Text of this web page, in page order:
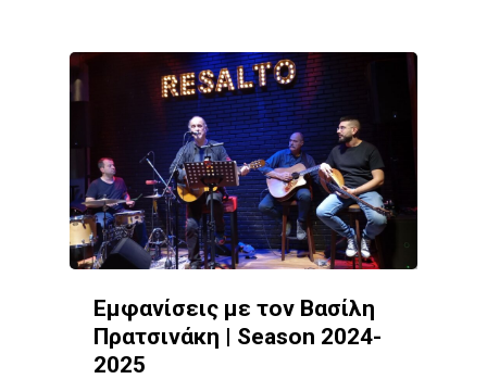
Εμφανίσεις με τον Βασίλη
Πρατσινάκη | Season 2024-
2025